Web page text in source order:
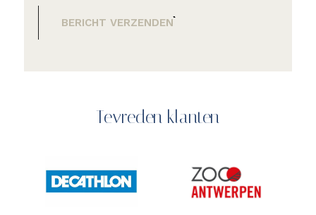
BERICHT VERZENDEN
Tevreden klanten